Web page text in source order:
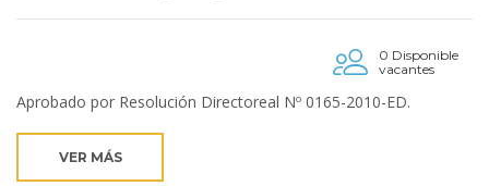
0 Disponible
vacantes
Aprobado por Resolución Directoreal Nº 0165-2010-ED.
VER MÁS